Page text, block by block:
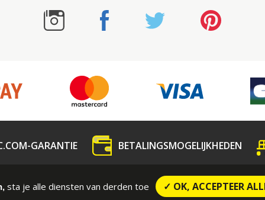
GARANTIE BETALINGSMOGELIJKHEDEN
CONTRACTUELE
Wettelijke vermeldingen
Sitemap
sta je alle diensten van derden toe ✓ OK, ACCEPTEER